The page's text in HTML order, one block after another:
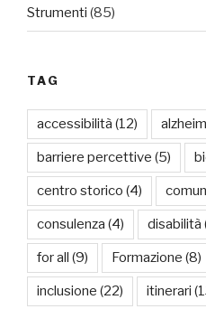
Strumenti (85)
TAG
accessibilità (12)
barriere percettive (5)
centro storico (4)
consulenza (4) disabilità
for all (9) Formazione (8)
inclusione (22) itinerari